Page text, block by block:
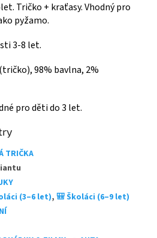
Tričko + kraťasy. Vhodný pro
pyžamo.
3-8 let.
98% bavlna, 2%
pro děti do 3 let.
TRIČKA
(3–6 let), 🎒 Školáci (6–9 let)